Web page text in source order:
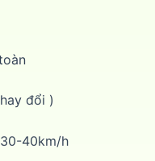
đổi )
40km/h